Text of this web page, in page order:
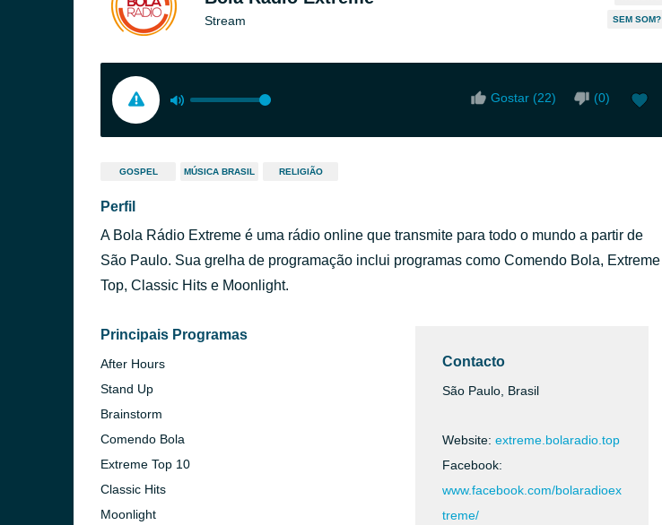
Stream SEM SOM?
Gostar (22) (0)
GOSPEL MÚSICA BRASIL RELIGIÃO
Perfil
A Bola Rádio Extreme é uma rádio online que transmite para todo o mundo a partir de
São Paulo. Sua grelha de programação inclui programas como Comendo Bola, Extreme
Top, Classic Hits e Moonlight.
Principais Programas
After Hours
Stand Up
Brainstorm
Comendo Bola
Extreme Top 10
Classic Hits
Moonlight
Contacto
São Paulo, Brasil
Website: extreme.bolaradio.top
Facebook:
www.facebook.com/bolaradioex
treme/